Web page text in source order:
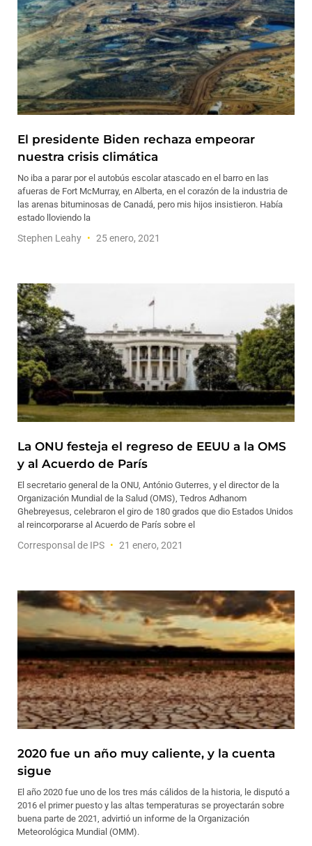
El presidente Biden rechaza empeorar
nuestra crisis climática
No iba a parar por el autobús escolar atascado en el barro en las
afueras de Fort McMurray, en Alberta, en el corazón de la industria de
las arenas bituminosas de Canadá, pero mis hijos insistieron. Había
estado lloviendo la
Stephen Leahy 25 enero, 2021
La ONU festeja el regreso de EEUU a la OMS
y al Acuerdo de París
El secretario general de la ONU, António Guterres, y el director de la
Organización Mundial de la Salud (OMS), Tedros Adhanom
Ghebreyesus, celebraron el giro de 180 grados que dio Estados Unidos
al reincorporarse al Acuerdo de París sobre el
Corresponsal de IPS 21 enero, 2021
2020 fue un año muy caliente, y la cuenta
sigue
El año 2020 fue uno de los tres más cálidos de la historia, le disputó a
2016 el primer puesto y las altas temperaturas se proyectarán sobre
buena parte de 2021, advirtió un informe de la Organización
Meteorológica Mundial (OMM).